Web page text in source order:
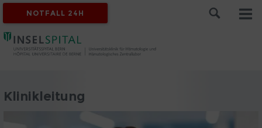
NOTFALL 24H
Klinikleitung